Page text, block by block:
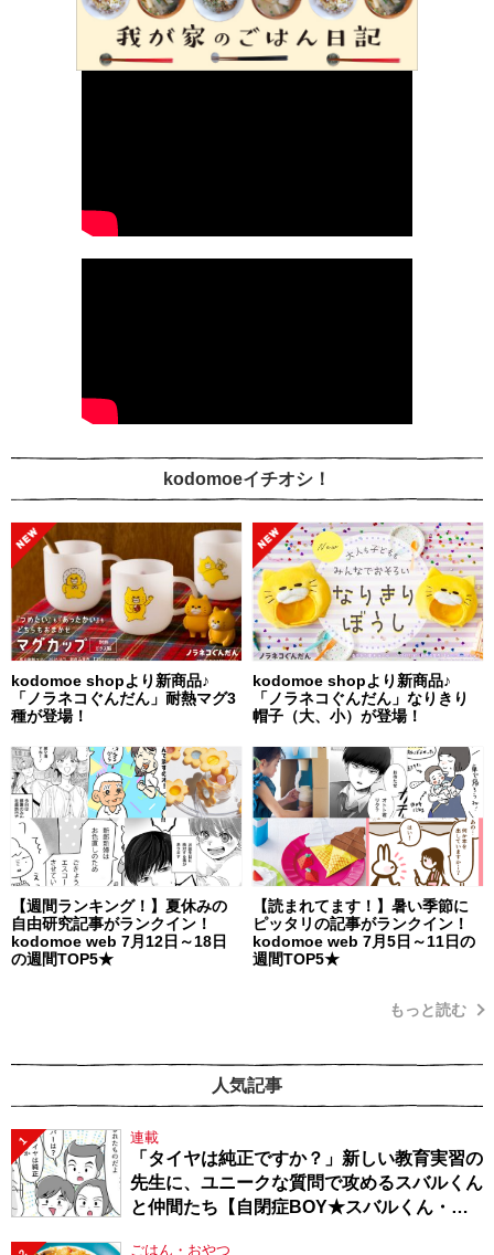
kodomoeイチオシ！
kodomoe shopより新商品♪
「ノラネコぐんだん」耐熱マグ3
種が登場！
kodomoe shopより新商品♪
「ノラネコぐんだん」なりきり
帽子（大、小）が登場！
【週間ランキング！】夏休みの
自由研究記事がランクイン！
kodomoe web 7月12日～18日
の週間TOP5★
【読まれてます！】暑い季節に
ピッタリの記事がランクイン！
kodomoe web 7月5日～11日の
週間TOP5★
もっと読む
人気記事
1 連載
「タイヤは純正ですか？」新しい教育実習の
先生に、ユニークな質問で攻めるスバルくん
と仲間たち【自閉症BOY★スバルくん・
ごはん・おやつ